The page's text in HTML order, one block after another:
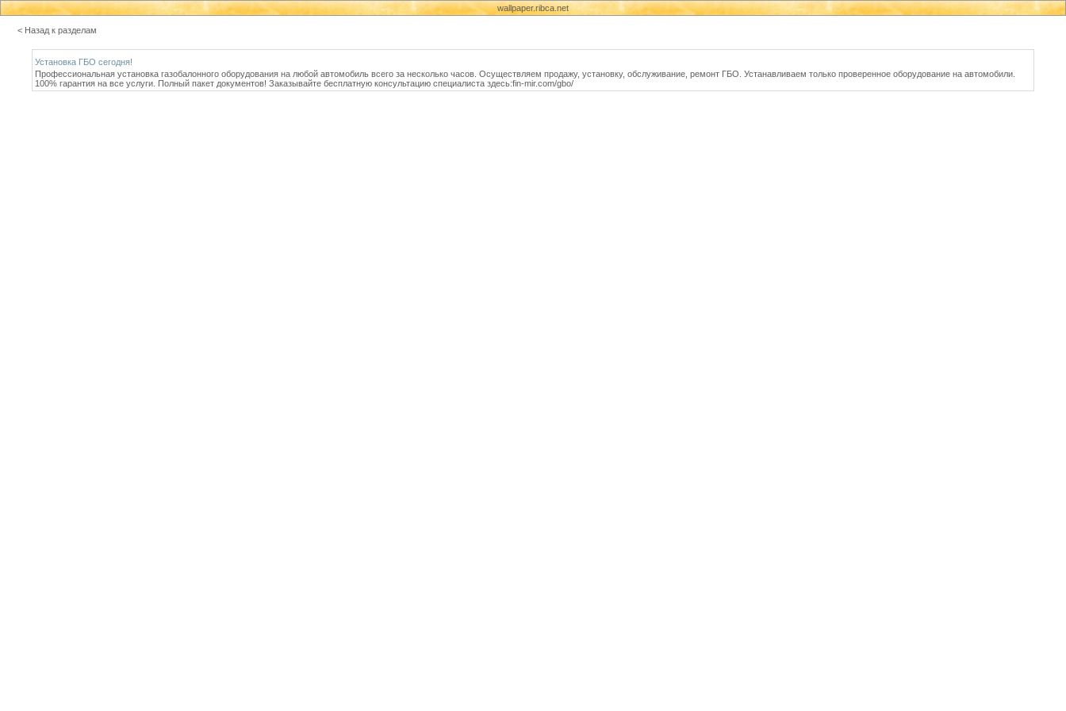
wallpaper.ribca.net
< Назад к разделам
Установка ГБО сегодня!
Профессиональная установка газобалонного оборудования на любой автомобиль всего за несколько часов. Осуществляем продажу, установку, обслуживание, ремонт ГБО. Устанавливаем только проверенное оборудование на автомобили.
100% гарантия на все услуги. Полный пакет документов! Заказывайте бесплатную консультацию специалиста здесь:fin-mir.com/gbo/